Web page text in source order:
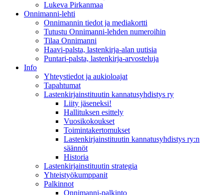
Lukeva Pirkanmaa
Onnimanni-lehti
Onnimannin tiedot ja mediakortti
Tutustu Onnimanni-lehden numeroihin
Tilaa Onnimanni
Haavi-palsta, lastenkirja-alan uutisia
Puntari-palsta, lastenkirja-arvosteluja
Info
Yhteystiedot ja aukioloajat
Tapahtumat
Lastenkirjainstituutin kannatusyhdistys ry
Liity jäseneksi!
Hallituksen esittely
Vuosikokoukset
Toimintakertomukset
Lastenkirjainstituutin kannatusyhdistys ry:n
säännöt
Historia
Lastenkirjainstituutin strategia
Yhteistyökumppanit
Palkinnot
Onnimanni-palkinto